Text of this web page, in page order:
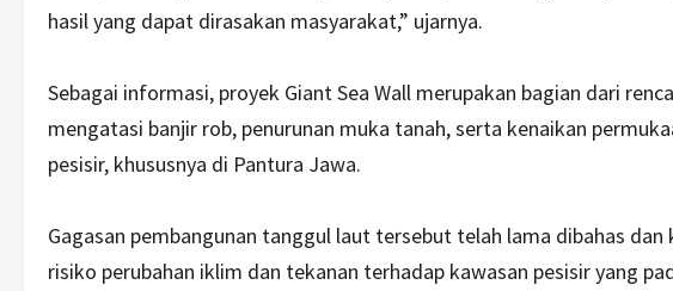
hasil yang dapat dirasakan masyarakat,” ujarnya.
Sebagai informasi, proyek Giant Sea Wall merupakan bagian dari
mengatasi banjir rob, penurunan muka tanah, serta kenaikan
pesisir, khususnya di Pantura Jawa.
Gagasan pembangunan tanggul laut tersebut telah lama dibahas
risiko perubahan iklim dan tekanan terhadap kawasan pesisir yang